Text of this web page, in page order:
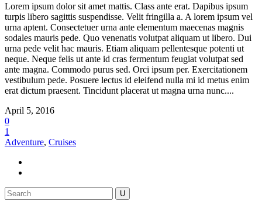
Lorem ipsum dolor sit amet mattis. Class ante erat. Dapibus ipsum
turpis libero sagittis suspendisse. Velit fringilla a. A lorem ipsum vel
urna aptent. Consectetuer urna ante elementum maecenas magnis
sodales mauris pede. Quo venenatis volutpat aliquam ut libero. Dui
urna pede velit hac mauris. Etiam aliquam pellentesque potenti ut
neque. Neque felis ut ante id cras fermentum feugiat volutpat sed
ante magna. Commodo purus sed. Orci ipsum per. Exercitationem
vestibulum pede. Posuere lectus id eleifend nulla mi id metus enim
erat dictum praesent. Tincidunt placerat ut magna urna nunc....
April 5, 2016
0
1
Adventure, Cruises